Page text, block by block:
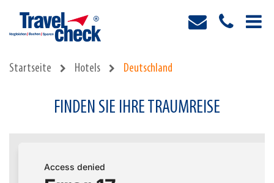
Startseite Hotels Deutschland
FINDEN SIE IHRE TRAUMREISE